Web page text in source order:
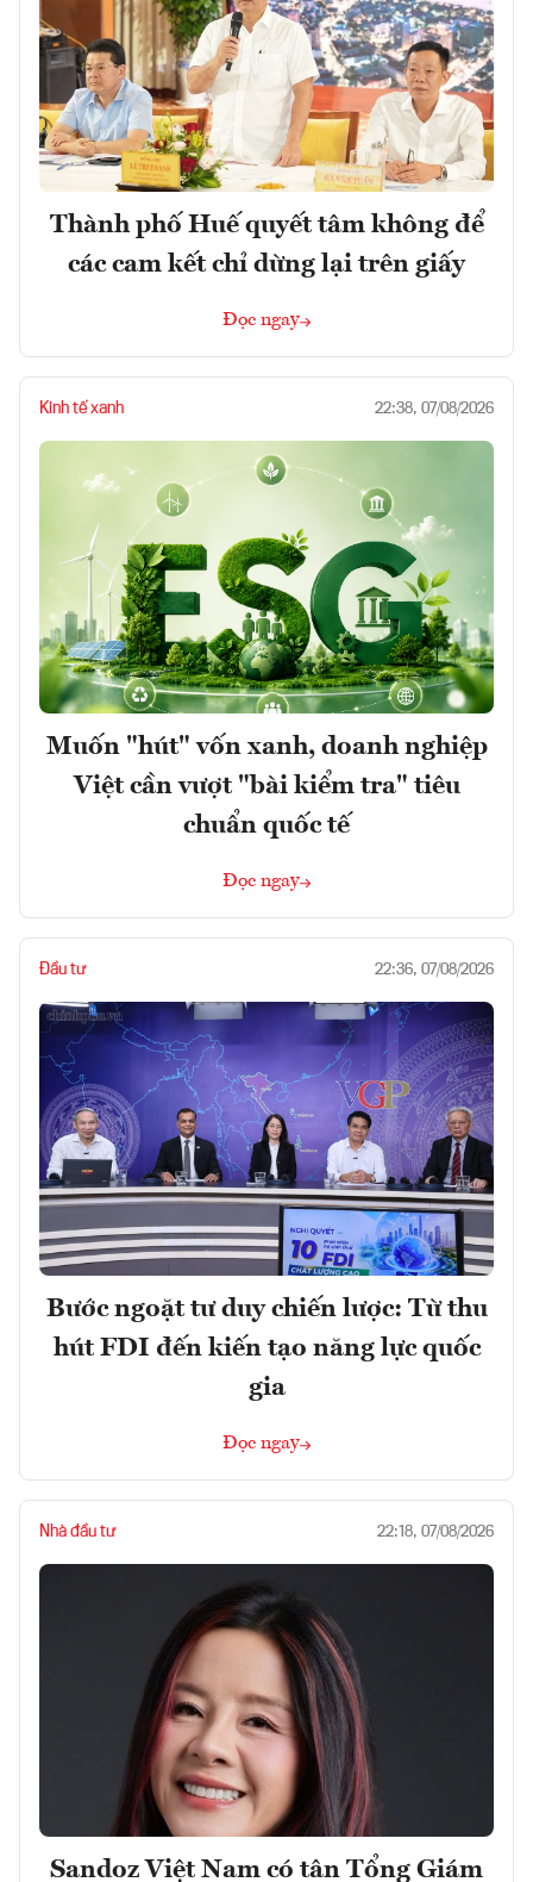
Thành phố Huế quyết tâm không để
các cam kết chỉ dừng lại trên giấy
Đọc ngay
Kinh tế xanh 22:38, 07/08/2026
Muốn "hút" vốn xanh, doanh nghiệp
Việt cần vượt "bài kiểm tra" tiêu
chuẩn quốc tế
Đọc ngay
Đầu tư 22:36, 07/08/2026
Bước ngoặt tư duy chiến lược: Từ thu
hút FDI đến kiến tạo năng lực quốc
gia
Đọc ngay
Nhà đầu tư 22:18, 07/08/2026
Sandoz Việt Nam có tân Tổng Giám